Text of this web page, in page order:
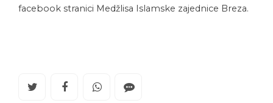
facebook stranici Medžlisa Islamske zajednice Breza.